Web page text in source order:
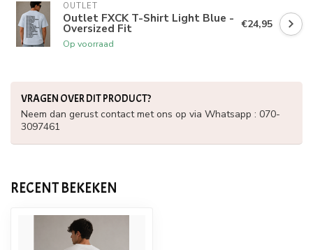
OUTLET
Outlet FXCK T-Shirt Light Blue -
Oversized Fit
Op voorraad
€24,95
VRAGEN OVER DIT PRODUCT?
Neem dan gerust contact met ons op via Whatsapp : 070-
3097461
RECENT BEKEKEN